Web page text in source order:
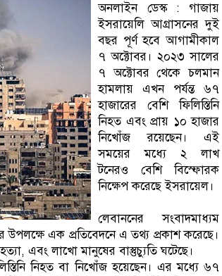
অনলাইন ডেস্ক : গাজায়
ইসরায়েলি আগ্রাসনের দুই
বছর পূর্ণ হবে আগামীকাল
৭ অক্টোবর। ২০২৩ সালের
৭ অক্টোবর থেকে চলমান
হামলায় এখন পর্যন্ত ৬৭
হাজারের বেশি ফিলিস্তিনি
নিহত এবং প্রায় ১০ হাজার
নিখোঁজ রয়েছেন। এই
সময়ের মধ্যে ২ লাখ
টনেরও বেশি বিস্ফোরক
নিক্ষেপ করেছে ইসরায়েল।
লেবাননের সংবাদমাধ্যম
এক প্রতিবেদনে এ তথ্য প্রকাশ করেছে।
এবং লাখো মানুষের বাস্তুচ্যুতি ঘটেছে।
নিহত বা নিখোঁজ হয়েছেন। এর মধ্যে ৬৭